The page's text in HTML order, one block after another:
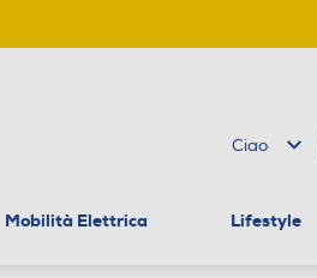
Ciao
Mobilità Elettrica Lifestyle